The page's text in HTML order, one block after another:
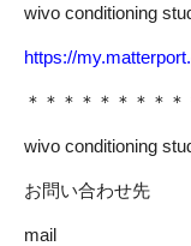
wivo conditioning
https://
＊＊＊＊＊＊＊＊
wivo conditioning
お問い合わせ先
mail